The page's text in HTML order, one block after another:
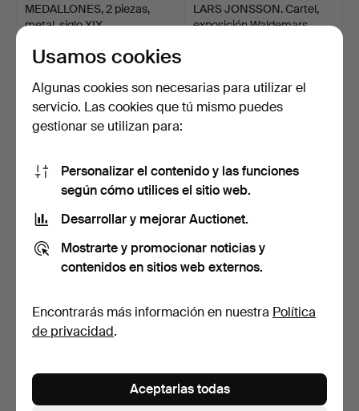
MEDALLONES, 2 piezas,
metal, siglo XIX.
Estimación
LARS JONSSON. Cartel,
exposición Waldemars…
EXPOSICIÓN, Paul…
9 días
1 puja
Suscribir búsqueda
Usamos cookies
Algunas cookies son necesarias para utilizar el
servicio. Las cookies que tú mismo puedes
gestionar se utilizan para:
Personalizar el contenido y las funciones
según cómo utilices el sitio web.
Desarrollar y mejorar Auctionet.
Mostrarte y promocionar noticias y
contenidos en sitios web externos.
Encontrarás más información en nuestra Política
de privacidad.
Aceptarlas todas